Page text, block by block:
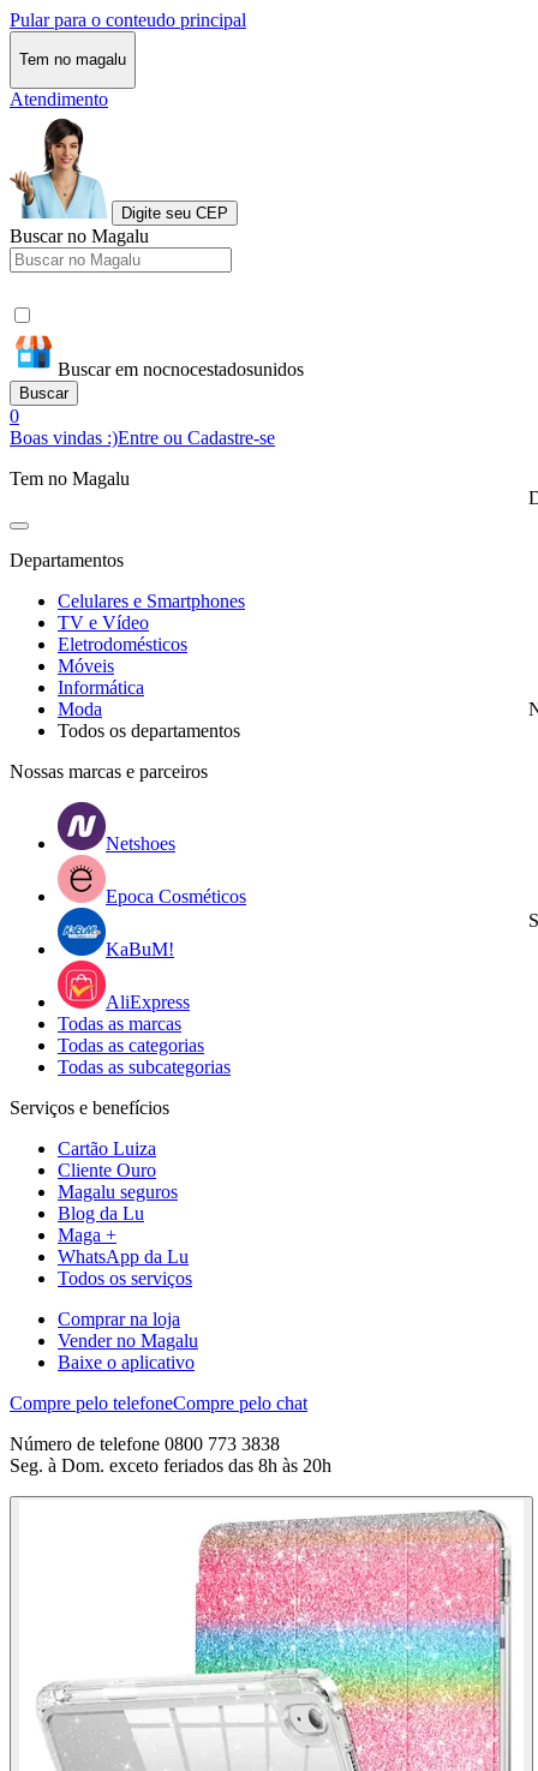
Pular para o conteudo principal
Tem no magalu
Atendimento
Digite seu CEP
Buscar no Magalu
Buscar em nocnocestadosunidos
Buscar
0
Boas vindas :)Entre ou Cadastre-se
Tem no Magalu
Departamentos
Celulares e Smartphones
TV e Vídeo
Eletrodomésticos
Móveis
Informática
Moda
Todos os departamentos
Nossas marcas e parceiros
Netshoes
Epoca Cosméticos
KaBuM!
AliExpress
Todas as marcas
Todas as categorias
Todas as subcategorias
Serviços e benefícios
Cartão Luiza
Cliente Ouro
Magalu seguros
Blog da Lu
Maga +
WhatsApp da Lu
Todos os serviços
Comprar na loja
Vender no Magalu
Baixe o aplicativo
Compre pelo telefoneCompre pelo chat
Número de telefone 0800 773 3838
Seg. à Dom. exceto feriados das 8h às 20h